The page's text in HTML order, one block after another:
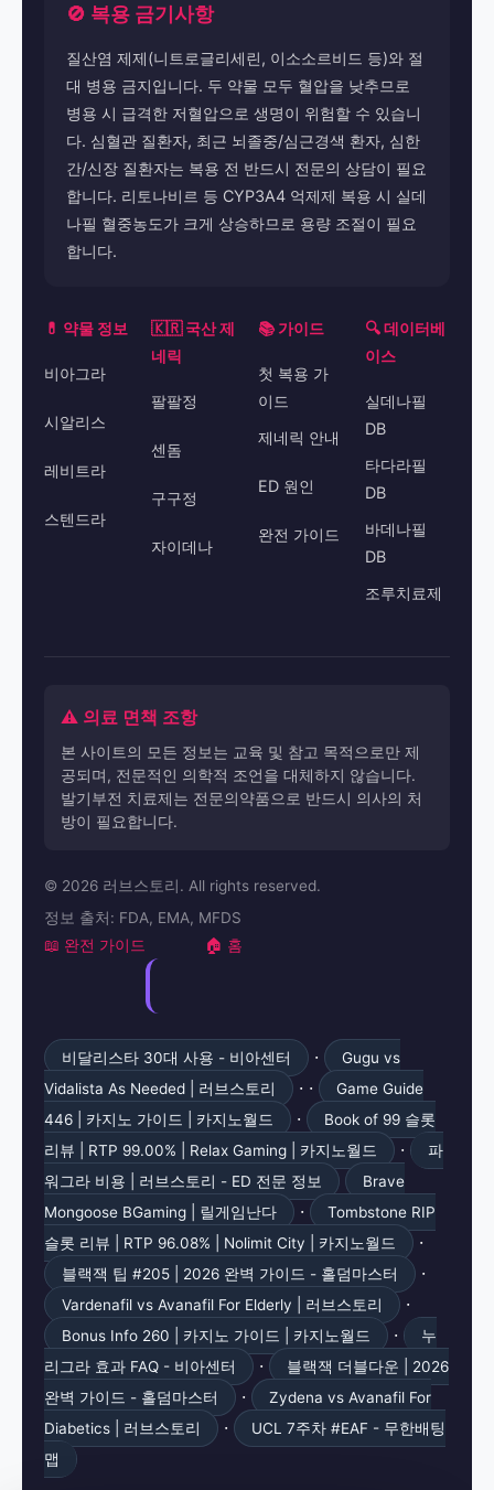
🚫 복용 금기사항
질산염 제제(니트로글리세린, 이소소르비드 등)와 절
대 병용 금지입니다. 두 약물 모두 혈압을 낮추므로
병용 시 급격한 저혈압으로 생명이 위험할 수 있습니
다. 심혈관 질환자, 최근 뇌졸중/심근경색 환자, 심한
간/신장 질환자는 복용 전 반드시 전문의 상담이 필요
합니다. 리토나비르 등 CYP3A4 억제제 복용 시 실데
나필 혈중농도가 크게 상승하므로 용량 조절이 필요
합니다.
💊 약물 정보
비아그라
시알리스
레비트라
스텐드라
🇰🇷 국산 제
네릭
팔팔정
센돔
구구정
자이데나
📚 가이드
첫 복용 가
이드
제네릭 안내
ED 원인
완전 가이드
🔍 데이터베
이스
실데나필
DB
타다라필
DB
바데나필
DB
조루치료제
⚠️ 의료 면책 조항
본 사이트의 모든 정보는 교육 및 참고 목적으로만 제
공되며, 전문적인 의학적 조언을 대체하지 않습니다.
발기부전 치료제는 전문의약품으로 반드시 의사의 처
방이 필요합니다.
© 2026 러브스토리. All rights reserved.
정보 출처: FDA, EMA, MFDS
📖 완전 가이드 🏠 홈
비달리스타 30대 사용 - 비아센터 ·
Gugu vs
Vidalista As Needed | 러브스토리
· ·
Game Guide
446 | 카지노 가이드 | 카지노월드
·
Book of 99 슬롯
리뷰 | RTP 99.00% | Relax Gaming | 카지노월드
·
파
워그라 비용 | 러브스토리 - ED 전문 정보
Brave
Mongoose BGaming | 릴게임난다
·
Tombstone RIP
슬롯 리뷰 | RTP 96.08% | Nolimit City | 카지노월드
·
블랙잭 팁 #205 | 2026 완벽 가이드 - 홀덤마스터 ·
Vardenafil vs Avanafil For Elderly | 러브스토리 ·
Bonus Info 260 | 카지노 가이드 | 카지노월드 ·
누
리그라 효과 FAQ - 비아센터
·
블랙잭 더블다운 | 2026
완벽 가이드 - 홀덤마스터
·
Zydena vs Avanafil For
Diabetics | 러브스토리
·
UCL 7주차 #EAF - 무한배팅
맵